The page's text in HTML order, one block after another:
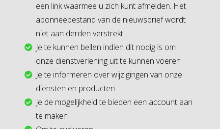
een link waarmee u zich kunt afmelden. Het
abonneebestand van de nieuwsbrief wordt
niet aan derden verstrekt.
Je te kunnen bellen indien dit nodig is om
onze dienstverlening uit te kunnen voeren
Je te informeren over wijzigingen van onze
diensten en producten
Je de mogelijkheid te bieden een account aan
te maken